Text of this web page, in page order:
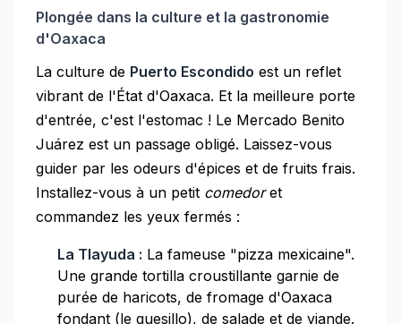
Plongée dans la culture et la gastronomie
d'Oaxaca
La culture de Puerto Escondido est un reflet
vibrant de l'État d'Oaxaca. Et la meilleure porte
d'entrée, c'est l'estomac ! Le Mercado Benito
Juárez est un passage obligé. Laissez-vous
guider par les odeurs d'épices et de fruits frais.
Installez-vous à un petit comedoret
commandez les yeux fermés :
La Tlayuda : La fameuse "pizza mexicaine".
Une grande tortilla croustillante garnie de
purée de haricots, de fromage d'Oaxaca
fondant (le quesillo), de salade et de viande.